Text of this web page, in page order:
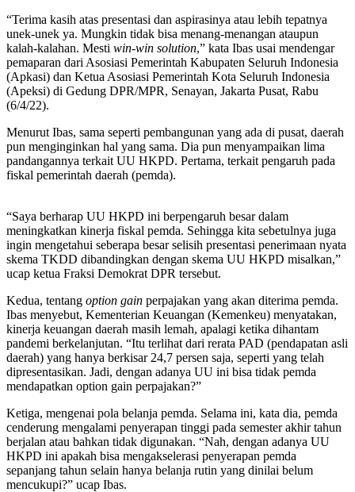
“Terima kasih atas presentasi dan aspirasinya atau lebih tepatnya
unek-unek ya. Mungkin tidak bisa menang-menangan ataupun
kalah-kalahan. Mesti win-win solution,” kata Ibas usai mendengar
pemaparan dari Asosiasi Pemerintah Kabupaten Seluruh Indonesia
(Apkasi) dan Ketua Asosiasi Pemerintah Kota Seluruh Indonesia
(Apeksi) di Gedung DPR/MPR, Senayan, Jakarta Pusat, Rabu
(6/4/22).
Menurut Ibas, sama seperti pembangunan yang ada di pusat, daerah
pun menginginkan hal yang sama. Dia pun menyampaikan lima
pandangannya terkait UU HKPD. Pertama, terkait pengaruh pada
fiskal pemerintah daerah (pemda).
“Saya berharap UU HKPD ini berpengaruh besar dalam
meningkatkan kinerja fiskal pemda. Sehingga kita sebetulnya juga
ingin mengetahui seberapa besar selisih presentasi penerimaan nyata
skema TKDD dibandingkan dengan skema UU HKPD misalkan,”
ucap ketua Fraksi Demokrat DPR tersebut.
Kedua, tentang option gain perpajakan yang akan diterima pemda.
Ibas menyebut, Kementerian Keuangan (Kemenkeu) menyatakan,
kinerja keuangan daerah masih lemah, apalagi ketika dihantam
pandemi berkelanjutan. “Itu terlihat dari rerata PAD (pendapatan asli
daerah) yang hanya berkisar 24,7 persen saja, seperti yang telah
dipresentasikan. Jadi, dengan adanya UU ini bisa tidak pemda
mendapatkan option gain perpajakan?”
Ketiga, mengenai pola belanja pemda. Selama ini, kata dia, pemda
cenderung mengalami penyerapan tinggi pada semester akhir tahun
berjalan atau bahkan tidak digunakan. “Nah, dengan adanya UU
HKPD ini apakah bisa mengakselerasi penyerapan pemda
sepanjang tahun selain hanya belanja rutin yang dinilai belum
mencukupi?” ucap Ibas.